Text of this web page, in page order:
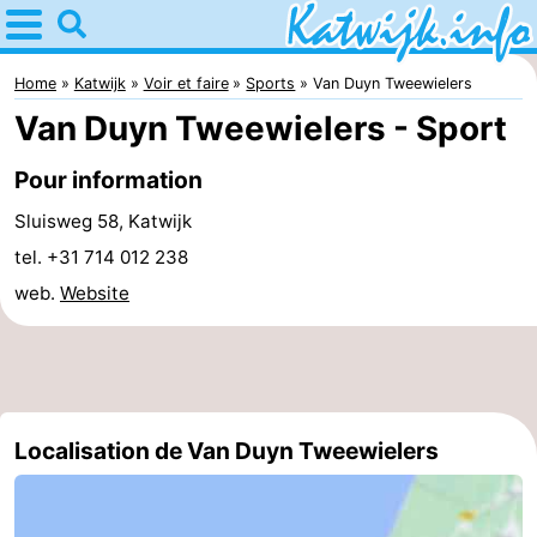
Home
Katwijk
Astuces
Avec
enfants
la
Appartements
-
Home Katwijk Voir et faire Sports Van Duyn Tweewielers
Van Duyn Tweewielers - Sport
Pour information
Sluisweg 58, Katwijk
tel. +31 714 012 238
web. Website
Localisation de Van Duyn Tweewielers